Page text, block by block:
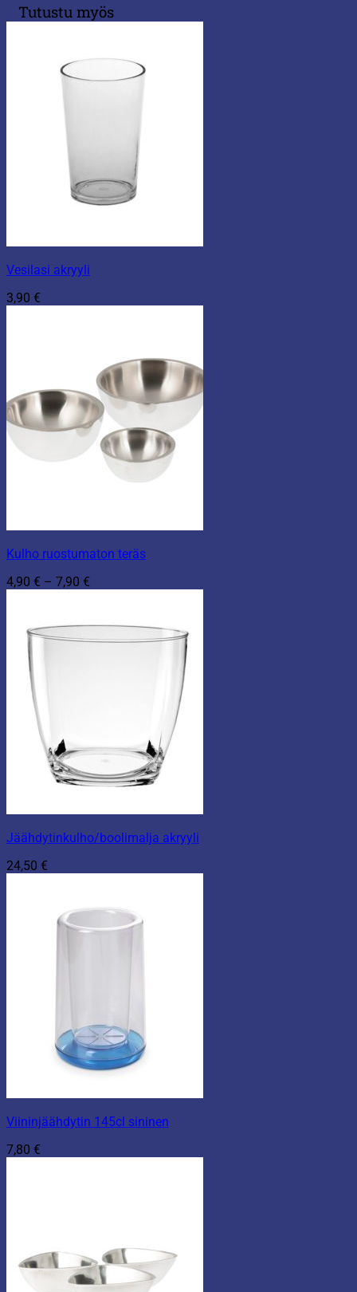
Tutustu myös
Vesilasi akryyli
3,90 €
Kulho ruostumaton teräs
4,90 € – 7,90 €
7,90 €
Jäähdytinkulho/boolimalja akryyli
24,50 €
Viininjäähdytin 145cl sininen
7,80 €